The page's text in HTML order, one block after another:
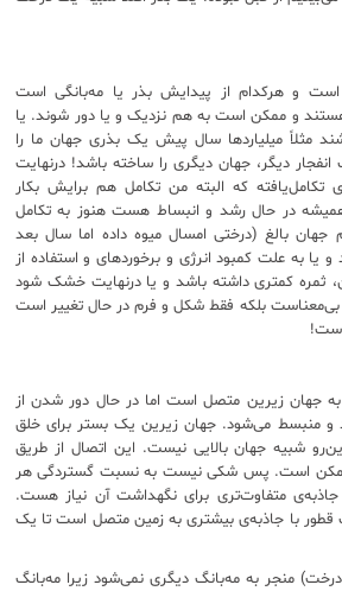
و هرکدام از پیدایش بذر یا مه‌بانگی است
و ممکن است به هم نزدیک و یا دور شوند. یا
مثلاً میلیاردها سال پیش یک بذری جهان ما را
دیگر، جهان دیگری را ساخته باشد! درنهایت
تکامل‌یافته که البته من تکامل هم برایش بکار
در حال رشد و انبساط هست هنوز به تکامل
جهان بالغ (درختی امسال میوه داده اما سال بعد
یا به علت کمبود انرژی و برخوردهای و استفاده از
ثمره کمتری داشته باشد و یا درنهایت خشک شود
بی‌معناست بلکه فقط شکل و فرم در حال تغییر است
جهان زیرین متصل است اما در حال دور شدن از
و منبسط می‌شود. جهان زیرین یک بستر برای خلق
شبیه جهان بالایی نیست. این اتصال از طریق
ممکن است. پس شکی نیست به نسبت گستردگی هر
متفاوت‌تری برای نگهداشت آن نیاز هست.
با جاذبه‌ی بیشتری به زمین متصل است تا یک
منجر به مه‌بانگ دیگری نمی‌شود زیرا مه‌بانگ